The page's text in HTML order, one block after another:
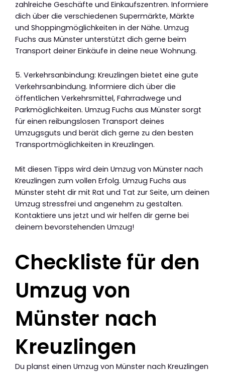
zahlreiche Geschäfte und Einkaufszentren. Informiere
dich über die verschiedenen Supermärkte, Märkte
und Shoppingmöglichkeiten in der Nähe. Umzug
Fuchs aus Münster unterstützt dich gerne beim
Transport deiner Einkäufe in deine neue Wohnung.
5. Verkehrsanbindung: Kreuzlingen bietet eine gute
Verkehrsanbindung. Informiere dich über die
öffentlichen Verkehrsmittel, Fahrradwege und
Parkmöglichkeiten. Umzug Fuchs aus Münster sorgt
für einen reibungslosen Transport deines
Umzugsguts und berät dich gerne zu den besten
Transportmöglichkeiten in Kreuzlingen.
Mit diesen Tipps wird dein Umzug von Münster nach
Kreuzlingen zum vollen Erfolg. Umzug Fuchs aus
Münster steht dir mit Rat und Tat zur Seite, um deinen
Umzug stressfrei und angenehm zu gestalten.
Kontaktiere uns jetzt und wir helfen dir gerne bei
deinem bevorstehenden Umzug!
Checkliste für den
Umzug von
Münster nach
Kreuzlingen
Du planst einen Umzug von Münster nach Kreuzlingen